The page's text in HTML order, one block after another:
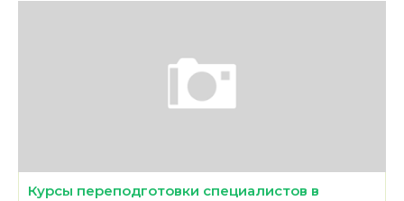
Курсы переподготовки специалистов в